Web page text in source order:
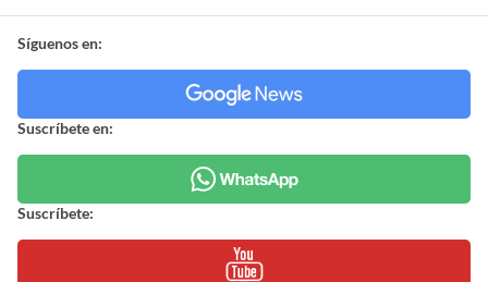
Síguenos en:
Suscríbete en:
Suscríbete: